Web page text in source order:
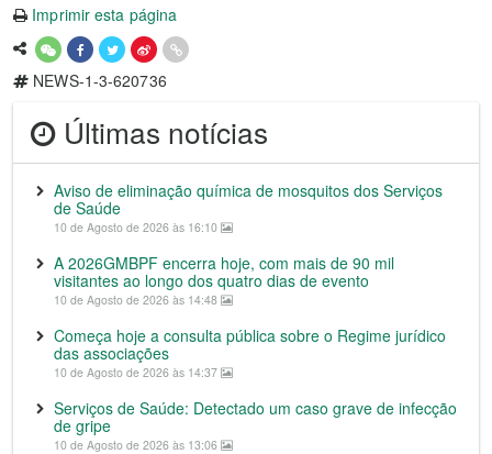
Imprimir esta página
NEWS-1-3-620736
Últimas notícias
Aviso de eliminação química de mosquitos dos Serviços
de Saúde
10 de Agosto de 2026 às 16:10
A 2026GMBPF encerra hoje, com mais de 90 mil
visitantes ao longo dos quatro dias de evento
10 de Agosto de 2026 às 14:48
Começa hoje a consulta pública sobre o Regime jurídico
das associações
10 de Agosto de 2026 às 14:37
Serviços de Saúde: Detectado um caso grave de infecção
de gripe
10 de Agosto de 2026 às 13:06